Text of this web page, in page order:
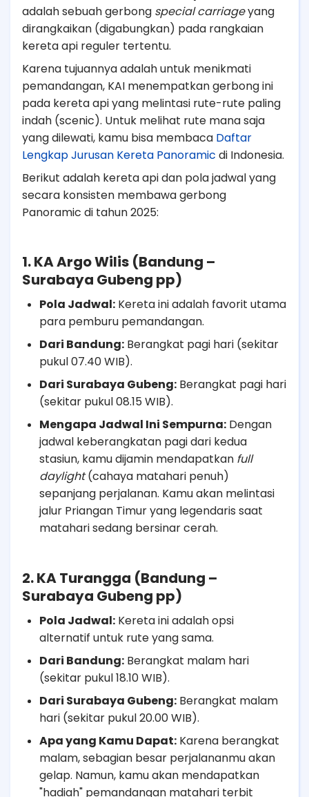
adalah sebuah gerbong special carriageyang
dirangkaikan (digabungkan) pada rangkaian
kereta api reguler tertentu.
Karena tujuannya adalah untuk menikmati
pemandangan, KAI menempatkan gerbong ini
pada kereta api yang melintasi rute-rute paling
indah (scenic). Untuk melihat rute mana saja
yang dilewati, kamu bisa membaca Daftar
Lengkap Jurusan Kereta Panoramic di Indonesia.
Berikut adalah kereta api dan pola jadwal yang
secara konsisten membawa gerbong
Panoramic di tahun 2025:
1. KA Argo Wilis (Bandung –
Surabaya Gubeng pp)
Pola Jadwal: Kereta ini adalah favorit utama
para pemburu pemandangan.
Dari Bandung: Berangkat pagi hari (sekitar
pukul 07.40 WIB).
Dari Surabaya Gubeng: Berangkat pagi hari
(sekitar pukul 08.15 WIB).
Mengapa Jadwal Ini Sempurna: Dengan
jadwal keberangkatan pagi dari kedua
stasiun, kamu dijamin mendapatkan full
daylight(cahaya matahari penuh)
sepanjang perjalanan. Kamu akan melintasi
jalur Priangan Timur yang legendaris saat
matahari sedang bersinar cerah.
2. KA Turangga (Bandung –
Surabaya Gubeng pp)
Pola Jadwal: Kereta ini adalah opsi
alternatif untuk rute yang sama.
Dari Bandung: Berangkat malam hari
(sekitar pukul 18.10 WIB).
Dari Surabaya Gubeng: Berangkat malam
hari (sekitar pukul 20.00 WIB).
Apa yang Kamu Dapat: Karena berangkat
malam, sebagian besar perjalananmu akan
gelap. Namun, kamu akan mendapatkan
"hadiah" pemandangan matahari terbit